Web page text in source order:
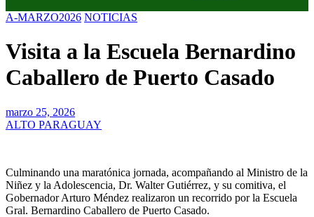
A-MARZO2026 NOTICIAS
Visita a la Escuela Bernardino
Caballero de Puerto Casado
marzo 25, 2026
ALTO PARAGUAY
Culminando una maratónica jornada, acompañando al Ministro de la
Niñez y la Adolescencia, Dr. Walter Gutiérrez, y su comitiva, el
Gobernador Arturo Méndez realizaron un recorrido por la Escuela
Gral. Bernardino Caballero de Puerto Casado.